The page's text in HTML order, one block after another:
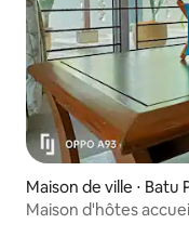
Maison de ville ⋅ Batu
Maison d'hôtes